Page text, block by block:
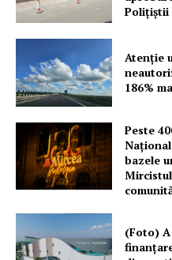
Polițiștii
Atenție
186%
Peste
Național
bazele
(Foto)